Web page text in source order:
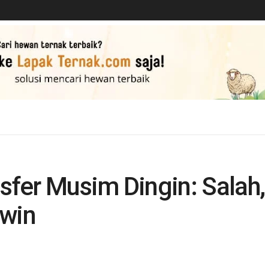
Musim Dingin: Salah,